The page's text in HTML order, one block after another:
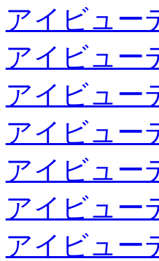
アイビュー
アイビュー
アイビュー
アイビュー
アイビュー
アイビュー
アイビュー